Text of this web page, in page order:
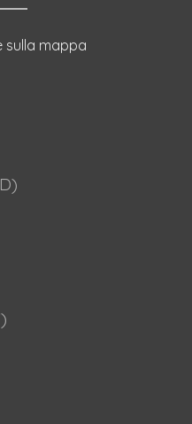
sulla mappa